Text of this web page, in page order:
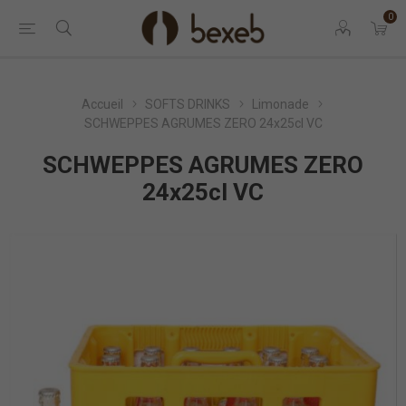
0
Accueil SOFTS DRINKS
Limonade
SCHWEPPES AGRUMES ZERO 24x25cl VC
SCHWEPPES AGRUMES ZERO
24x25cl VC